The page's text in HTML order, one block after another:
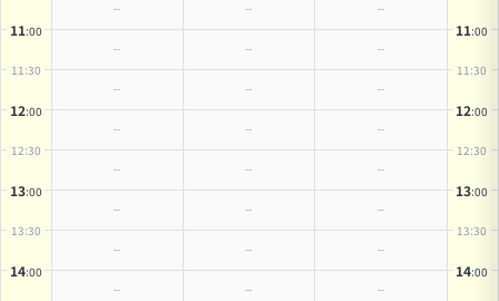
11:00
11:30
12:00
12:30
13:00
13:30
14:00
11:00
11:30
12:00
12:30
13:00
13:30
14:00